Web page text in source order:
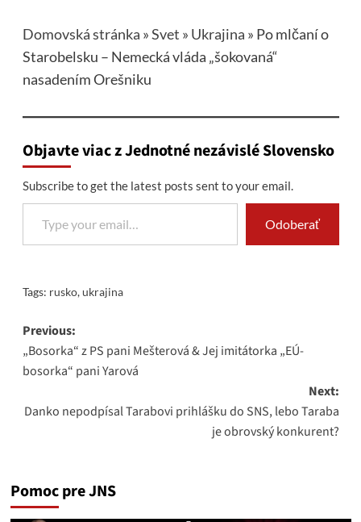
Domovská stránka »Svet » Ukrajina » Po mlčaní o
Starobelsku – Nemecká vláda „šokovaná“
nasadením Orešniku
Objavte viac z Jednotné nezávislé Slovensko
Subscribe to get the latest posts sent to your email.
Type your email…
Odoberať
Tags: rusko,ukrajina
Post
navigation
Previous:
„Bosorka“ z PS pani Mešterová & Jej imitátorka „EÚ-
bosorka“ pani Yarová
Next:
Danko nepodpísal Tarabovi prihlášku do SNS, lebo Taraba
je obrovský konkurent?
Pomoc pre JNS